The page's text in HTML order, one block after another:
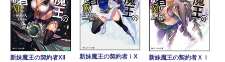
新妹魔王の契約者XII
新妹魔王の契約者ＩX
新妹魔王の契約者ＸＩ